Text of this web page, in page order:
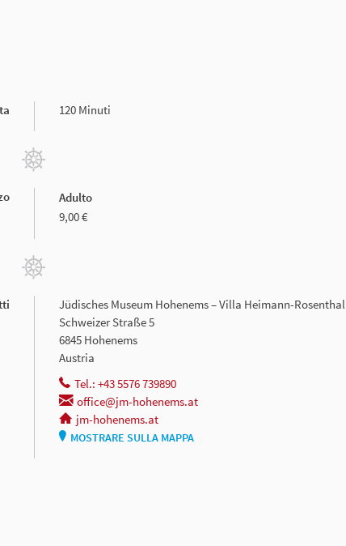
120 Minuti
Adulto
9,00 €
Jüdisches Museum Hohenems – Villa Heimann-Rosenthal
Schweizer Straße 5
6845 Hohenems
Austria
Tel.: +43 5576 739890
office@jm-hohenems.at
jm-hohenems.at
MOSTRARE SULLA MAPPA